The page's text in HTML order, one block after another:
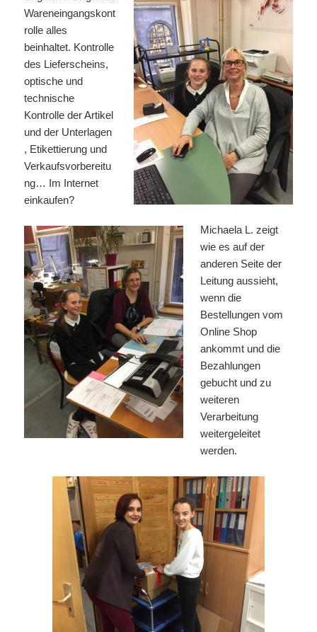
Wareneingangskont
rolle alles
beinhaltet. Kontrolle
des Lieferscheins,
optische und
technische
Kontrolle der Artikel
und der Unterlagen
, Etikettierung und
Verkaufsvorbereitu
ng… Im Internet
einkaufen?
Michaela L. zeigt
wie es auf der
anderen Seite der
Leitung aussieht,
wenn die
Bestellungen vom
Online Shop
ankommt und die
Bezahlungen
gebucht und zu
weiteren
Verarbeitung
weitergeleitet
werden.